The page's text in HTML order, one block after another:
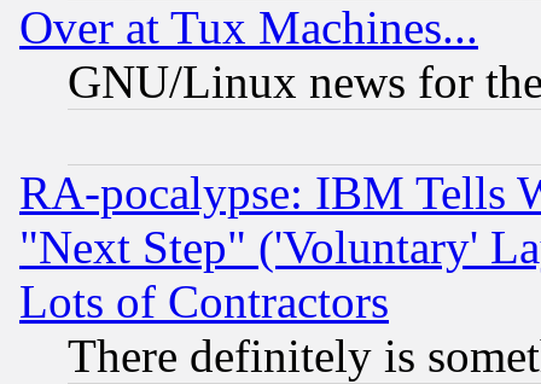
Over at Tux Machines...
GNU/Linux news for
RA-pocalypse: IBM Tells
"Next Step" ('Voluntary'
Lots of Contractors
There definitely is